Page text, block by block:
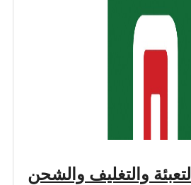
التعبئة والتغليف والشحن